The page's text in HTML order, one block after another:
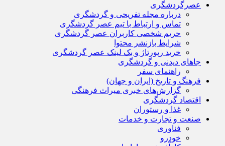
عصرگردشگری
درباره مجله تفریحی و گردشگری
تماس و ارتباط با تیم عصر گردشگری
حریم شخصی کاربران عصر گردشگری
شرایط بازنشر محتوا
خرید رپورتاژ و بک لینک عصر گردشگری
جاهای دیدنی و گردشگری
راهنمای سفر
فرهنگ و تاریخ (ایران و جهان)
گزارش‌های خبری میراث فرهنگی
اقتصاد گردشگری
غذا و رستوران
صنعت و تجارت و خدمات
فناوری
خودرو